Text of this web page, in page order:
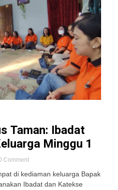
Taman: Ibadat
Minggu 1
Commenton
St.
Tarcisius
di kediaman keluarga Bapak
Ibadat dan Katekse